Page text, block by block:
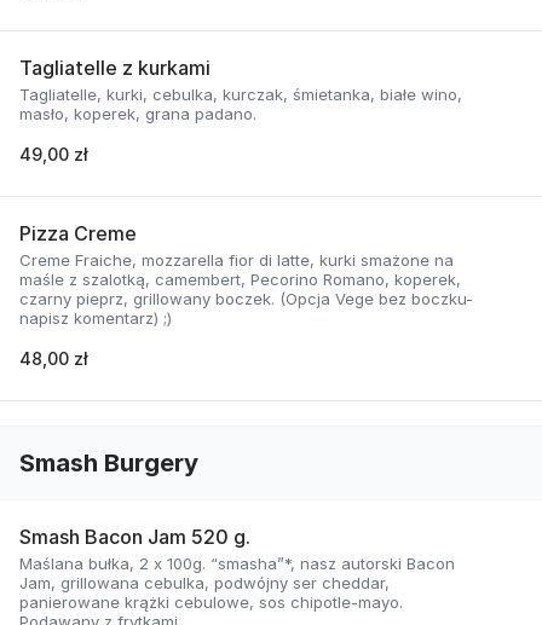
Tagliatelle z kurkami
Tagliatelle, kurki, cebulka, kurczak, śmietanka, białe wino,
masło, koperek, grana padano.
49,00 zł
Pizza Creme
Creme Fraiche, mozzarella fior di latte, kurki smażone na
maśle z szalotką, camembert, Pecorino Romano, koperek,
czarny pieprz, grillowany boczek. (Opcja Vege bez boczku-
napisz komentarz) ;)
48,00 zł
Smash Burgery
Smash Bacon Jam 520 g.
Maślana bułka, 2 x 100g. “smasha”*, nasz autorski Bacon
Jam, grillowana cebulka, podwójny ser cheddar,
panierowane krążki cebulowe, sos chipotle-mayo.